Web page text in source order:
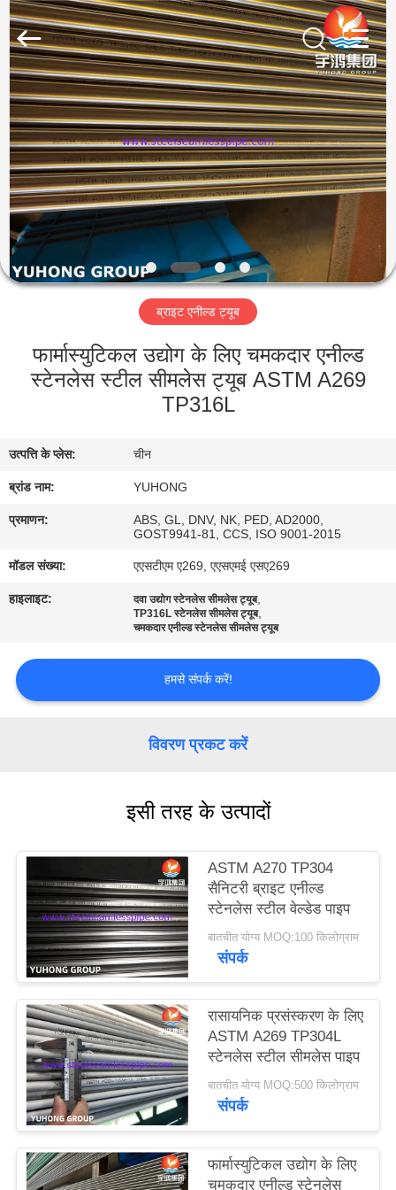
घर
उत्पादों
हमारे
बारे
में
भ्रमण
नियंत्रण
संपर्क
करें
उद्धरण
अनुरोध
करें
साइटमैप
PRIVACY
POLICY
Yuhong
Group
Co.,Ltd.
Reserved.
ब्राइट एनील्ड ट्यूब
फार्मास्युटिकल उद्योग के लिए चमकदार एनील्ड
स्टेनलेस स्टील सीमलेस ट्यूब ASTM A269
TP316L
उत्पत्ति के प्लेस: चीन
ब्रांड नाम: YUHONG
प्रमाणन:
ABS, GL, DNV, NK, PED, AD2000,
GOST9941-81, CCS, ISO 9001-2015
मॉडल संख्या: एएसटीएम ए269, एएसएमई एसए269
हाइलाइट: दवा उद्योग स्टेनलेस सीमलेस ट्यूब,
TP316L स्टेनलेस सीमलेस ट्यूब,
चमकदार एनील्ड स्टेनलेस सीमलेस ट्यूब
हमसे संपर्क करें!
विवरण प्रकट करें
इसी तरह के उत्पादों
ASTM A270 TP304
सैनिटरी ब्राइट एनील्ड
स्टेनलेस स्टील वेल्डेड पाइप
बातचीत योग्य MOQ:100 किलोग्राम
संपर्क
रासायनिक प्रसंस्करण के लिए
ASTM A269 TP304L
स्टेनलेस स्टील सीमलेस पाइप
बातचीत योग्य MOQ:500 किलोग्राम
संपर्क
फार्मास्युटिकल उद्योग के लिए
चमकदार एनील्ड स्टेनलेस